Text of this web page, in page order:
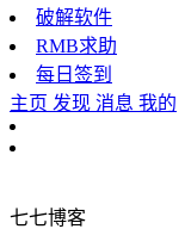
破解软件
RMB求助
每日签到
主页 发现 消息 我的
七七博客